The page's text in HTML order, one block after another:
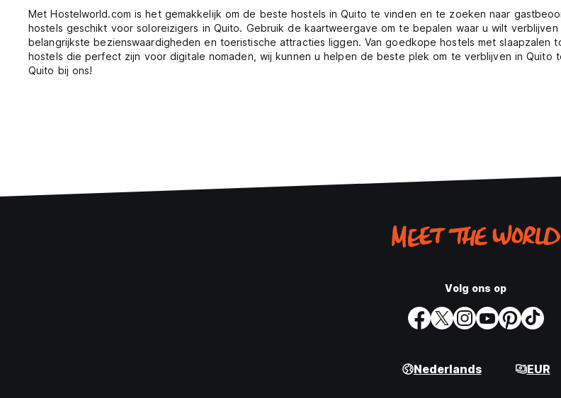
Met Hostelworld.com is het gemakkelijk om de beste hostels in Quito te vinden en te zoeken naar
hostels geschikt voor soloreizigers in Quito. Gebruik de kaartweergave om te bepalen waar u wilt
belangrijkste bezienswaardigheden en toeristische attracties liggen. Van goedkope hostels met
hostels die perfect zijn voor digitale nomaden, wij kunnen u helpen de beste plek om te verblijven in Quito
Quito bij ons!
Volg ons op
Nederlands EUR